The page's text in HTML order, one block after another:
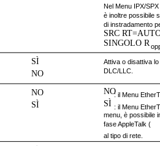
Nel Menu IPX/
è inoltre possibile
di instradamento
SRC
SINGOLO R
SÌ
NO
Attiva o disattiva
DLC/LLC.
NO
SÌ
NO: il Menu
SÌ : il Menu
menu, è possibile
fase AppleTalk (
al tipo di rete.